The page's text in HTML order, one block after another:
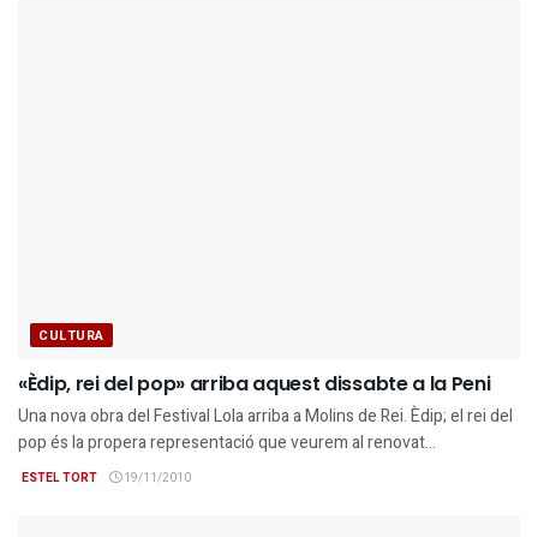
CULTURA
«Èdip, rei del pop» arriba aquest dissabte a la Peni
Una nova obra del Festival Lola arriba a Molins de Rei. Èdip; el rei del
pop és la propera representació que veurem al renovat...
ESTEL TORT 19/11/2010